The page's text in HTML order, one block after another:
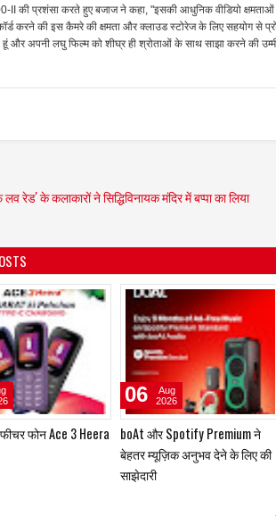
II की प्रशंसा करते हुए बजाज ने कहा, "इसकी आधुनिक वीडियो
करने की इस कैमरे की क्षमता और क्लाउड स्टोरेज के लिए सहयोग से
हूं और अपनी लघु फिल्म को शीघ्र ही श्रोताओं के साथ साझा करने की
रेड' के कलाकारों ने सिद्धिविनायक मंदिर में बप्पा का लिया
फोन Ace 3 Heera
boAt और Spotify Premium ने
बेहतर म्यूज़िक अनुभव देने के लिए की
साझेदारी
06
Aug
2026